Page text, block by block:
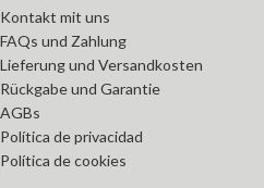
Kontakt mit uns
FAQs und Zahlung
Lieferung und Versandkosten
Rückgabe und Garantie
AGBs
Política de privacidad
Política de cookies